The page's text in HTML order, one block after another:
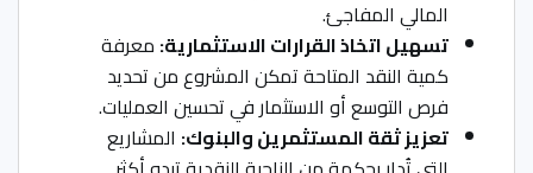
المالي المفاجئ.
تسهيل اتخاذ القرارات الاستثمارية:معرفة
كمية النقد المتاحة تمكن المشروع من تحديد
فرص التوسع أو الاستثمار في تحسين العمليات.
تعزيز ثقة المستثمرين والبنوك:المشاريع